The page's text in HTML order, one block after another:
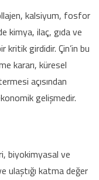
kalsiyum, fosfor
kimya, ilaç, gıda ve
kritik girdidir. Çin’in bu
kararı, küresel
açısından
gelişmedir.
biyokimyasal ve
ulaştığı katma değer